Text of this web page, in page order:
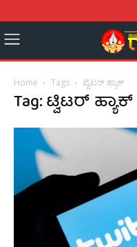
Home Tags ಟ್ವಿಟರ್ ಹ್ಯಾಕ್
Tag: ಟ್ವಿಟರ್ ಹ್ಯಾಕ್